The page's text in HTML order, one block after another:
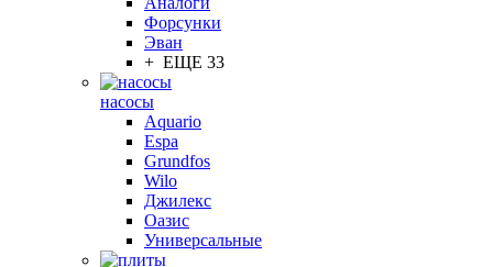
Форсунки
Эван
+ ЕЩЕ 33
насосы
Aquario
Espa
Grundfos
Wilo
Джилекс
Оазис
Универсальные